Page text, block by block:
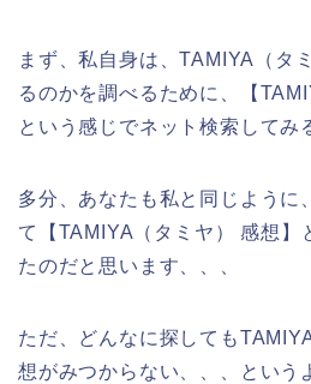
まず、私自身は、TAMIYA（タ
るのかを調べるために、【
という感じでネット検索してみ
多分、あなたも私と同じように
て【TAMIYA（タミヤ） 感想】
たのだと思います、、、
ただ、どんなに探しても
想がみつからない、、、という